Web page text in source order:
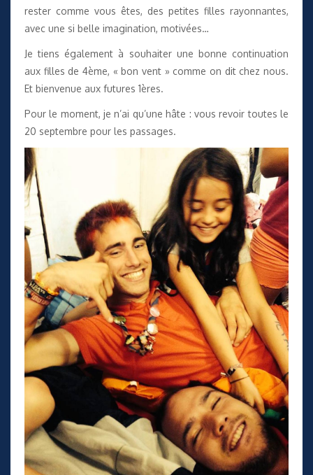
rester comme vous êtes, des petites filles rayonnantes,
avec une si belle imagination, motivées…
Je tiens également à souhaiter une bonne continuation
aux filles de 4ème, « bon vent » comme on dit chez nous.
Et bienvenue aux futures 1ères.
Pour le moment, je n’ai qu’une hâte : vous revoir toutes le
20 septembre pour les passages.